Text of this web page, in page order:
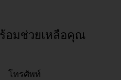
อมช่วยเหลือคุณ
โทรศัพท์